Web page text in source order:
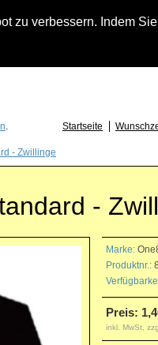
zu verbessern. Indem
. Startseite
- Zwillinge
-
Marke:
Produktnr.:
Preis:
inkl. MwSt,